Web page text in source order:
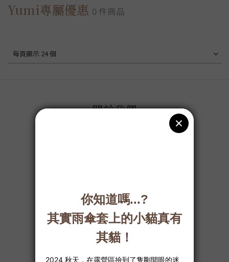
Yumi專屬優惠 0 件商品
每頁顯示 24 個
關於我們
購物須知
合作聯繫
品牌合作｜團購詢價